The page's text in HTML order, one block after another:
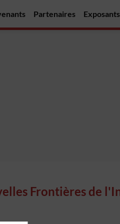
Partenaires Exposants
Frontières de